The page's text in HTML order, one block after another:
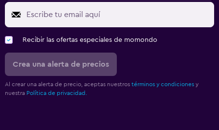
Recibir las ofertas especiales de momondo
Crea una alerta de precios
Al crear una alerta de precio, aceptas nuestros términos y condiciones y
nuestra Política de privacidad.